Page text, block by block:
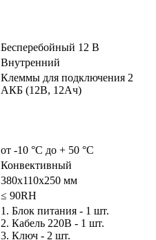
Бесперебойный 12 В
Внутренний
Клеммы для подключения 2
АКБ (12В, 12Ач)
от -10 °С до + 50 °C
Конвективный
380х110х250 мм
≤ 90RH
1. Блок питания - 1 шт.
2. Кабель 220В - 1 шт.
3. Ключ - 2 шт.